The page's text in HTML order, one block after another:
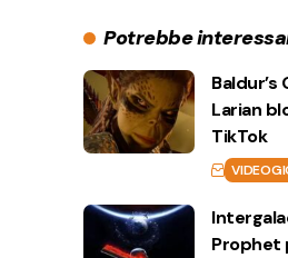
Potrebbe
Larian
TikTok
Prophet